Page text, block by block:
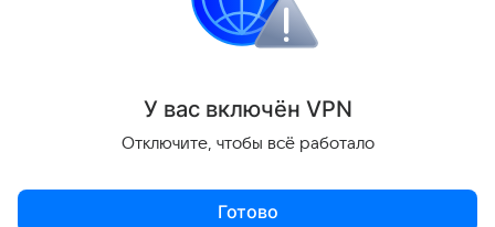
Поделиться
У вас включён VPN
Отключите, чтобы всё работало
Готово